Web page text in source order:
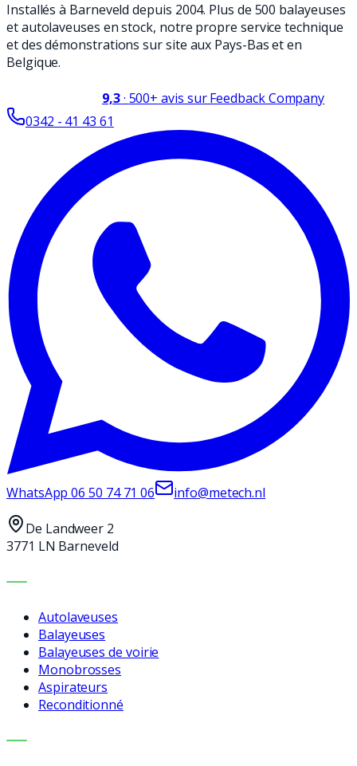
Installés à Barneveld depuis 2004. Plus de 500 balayeuses
et autolaveuses en stock, notre propre service technique
et des démonstrations sur site aux Pays-Bas et en
Belgique.
9,3· 500+ avis sur Feedback Company
0342 - 41 43 61
WhatsApp06 50 74 71 06 info@metech.nl
De Landweer 2
3771 LN Barneveld
MACHINES
Autolaveuses
Balayeuses
Balayeuses de voirie
Monobrosses
Aspirateurs
Reconditionné
SERVICES